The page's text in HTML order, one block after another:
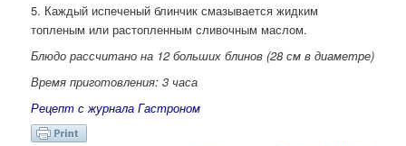
5. Каждый испеченый блинчик смазывается жидким
топленым или растопленным сливочным маслом.
Блюдо рассчитано на 12 больших блинов (28 см в диаметре)
Время приготовления: 3 часа
Рецепт с журнала Гастроном